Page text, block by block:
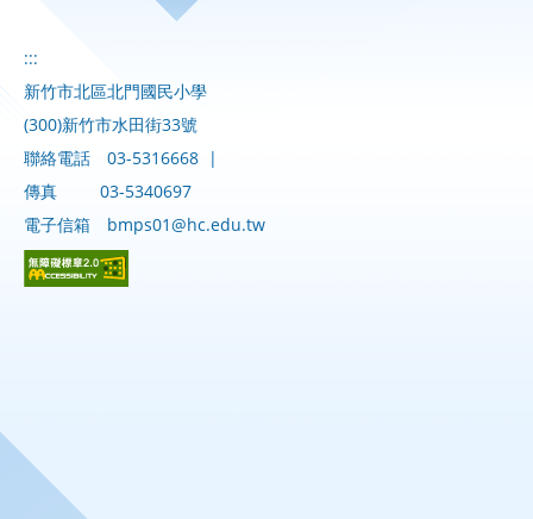
:::
新竹市北區北門國民小學
(300)新竹市水田街33號
聯絡電話
03-5316668 |
傳真
03-5340697
電子信箱
bmps01@hc.edu.tw